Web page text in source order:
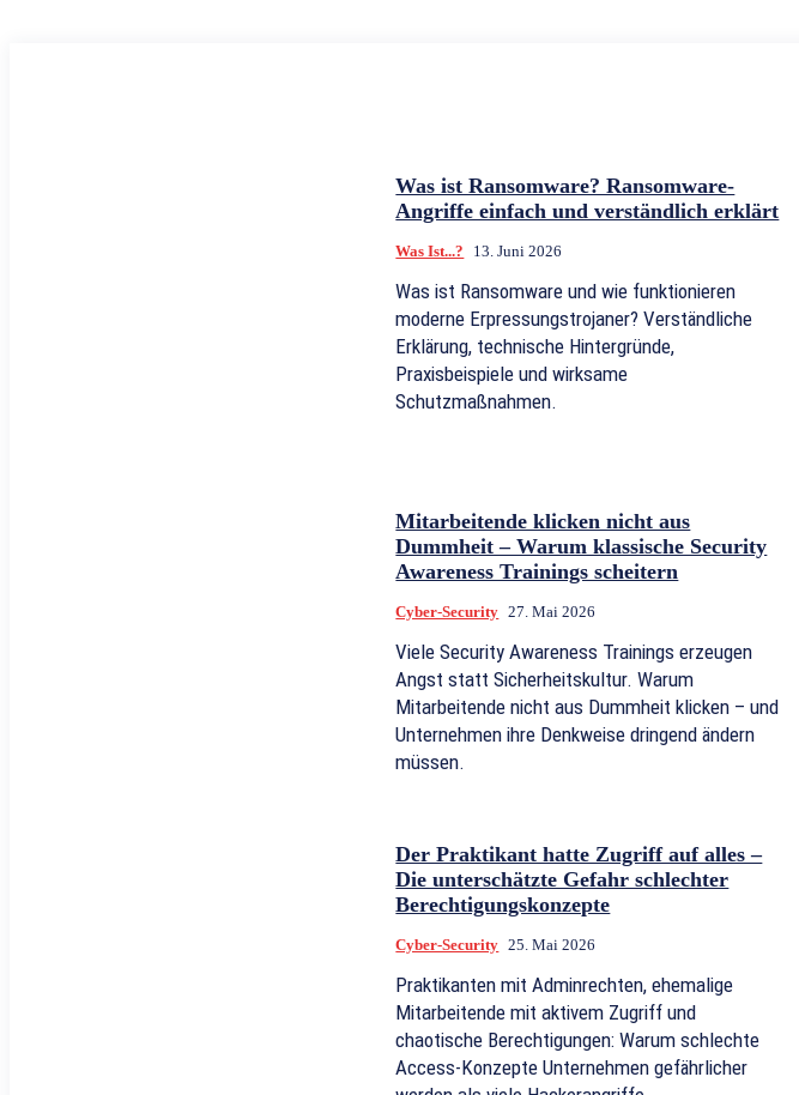
Was ist Ransomware? Ransomware-
Angriffe einfach und verständlich erklärt
Was Ist...? 13. Juni 2026
Was ist Ransomware und wie funktionieren
moderne Erpressungstrojaner? Verständliche
Erklärung, technische Hintergründe,
Praxisbeispiele und wirksame
Schutzmaßnahmen.
Mitarbeitende klicken nicht aus
Dummheit – Warum klassische Security
Awareness Trainings scheitern
Cyber-Security 27. Mai 2026
Viele Security Awareness Trainings erzeugen
Angst statt Sicherheitskultur. Warum
Mitarbeitende nicht aus Dummheit klicken – und
Unternehmen ihre Denkweise dringend ändern
müssen.
Der Praktikant hatte Zugriff auf alles –
Die unterschätzte Gefahr schlechter
Berechtigungskonzepte
Cyber-Security 25. Mai 2026
Praktikanten mit Adminrechten, ehemalige
Mitarbeitende mit aktivem Zugriff und
chaotische Berechtigungen: Warum schlechte
Access-Konzepte Unternehmen gefährlicher